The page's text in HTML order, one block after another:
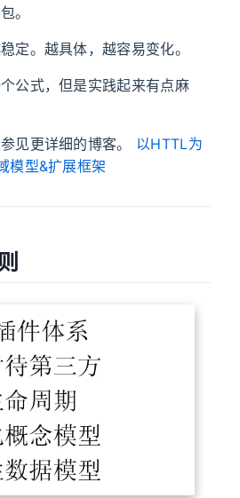
。
定。越具体，越容易变化。
公式，但是实践起来有点麻
见更详细的博客。 以HTTL为
模型&扩展框架